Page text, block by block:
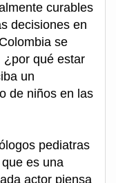
curables
decisiones en
se
¿por qué estar
un
de niños en las
pediatras
es una
actor piensa